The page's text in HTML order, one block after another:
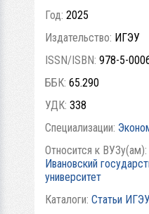
Год: 2025
Издательство: ИГЭУ
ISSN/ISBN: 978-5-
ББК: 65.290
УДК: 338
Специализации:
Относится к ВУЗу(ам):
Ивановский
университет
Каталоги: Статьи ИГЭУ